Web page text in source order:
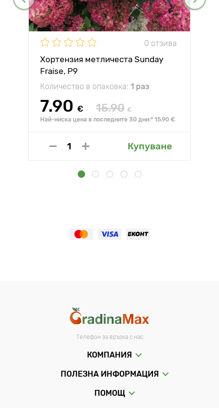
0 отзива
Хортензия метличеста Sunday
Fraise, P9
Количество в опаковка: 1 раз
7.90 € 15.90 €
Най-ниска цена в последните 30 дни:* 15.90 €
Купуване
Телефон за връзка с нас
КОМПАНИЯ
ПОЛЕЗНА ИНФОРМАЦИЯ
ПОМОЩ